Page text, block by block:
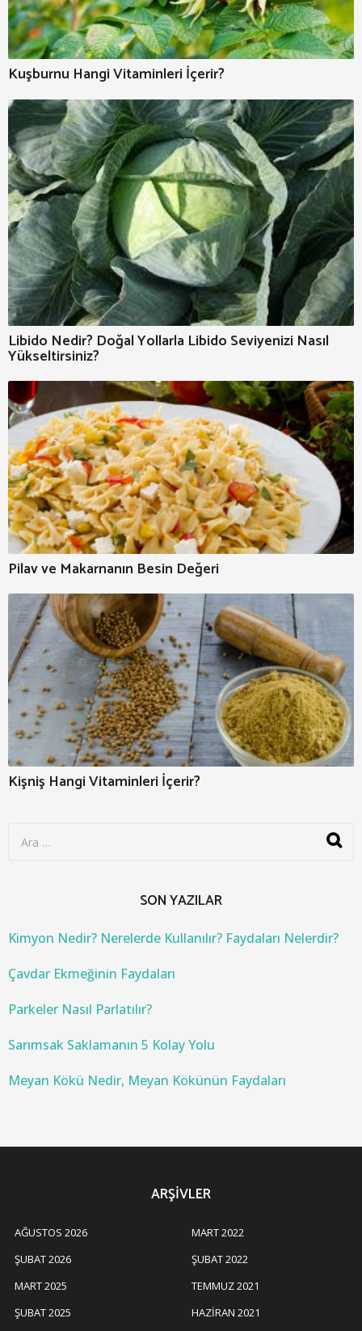
Kuşburnu Hangi Vitaminleri İçerir?
Libido Nedir? Doğal Yollarla Libido Seviyenizi Nasıl
Yükseltirsiniz?
Pilav ve Makarnanın Besin Değeri
Kişniş Hangi Vitaminleri İçerir?
o
:
SON YAZILAR
Kimyon Nedir? Nerelerde Kullanılır? Faydaları Nelerdir?
Çavdar Ekmeğinin Faydaları
Parkeler Nasıl Parlatılır?
Sarımsak Saklamanın 5 Kolay Yolu
Meyan Kökü Nedir, Meyan Kökünün Faydaları
ARŞIVLER
AĞUSTOS 2026
ŞUBAT 2026
MART 2025
ŞUBAT 2025
MART 2022
ŞUBAT 2022
TEMMUZ 2021
HAZIRAN 2021